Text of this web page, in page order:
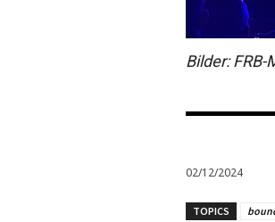
Bilder: FRB-
02/12/2024
TOPICS